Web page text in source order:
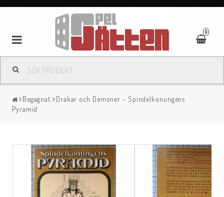
0
Begagnat
Drakar och Demoner - Spindelkonungens
Pyramid